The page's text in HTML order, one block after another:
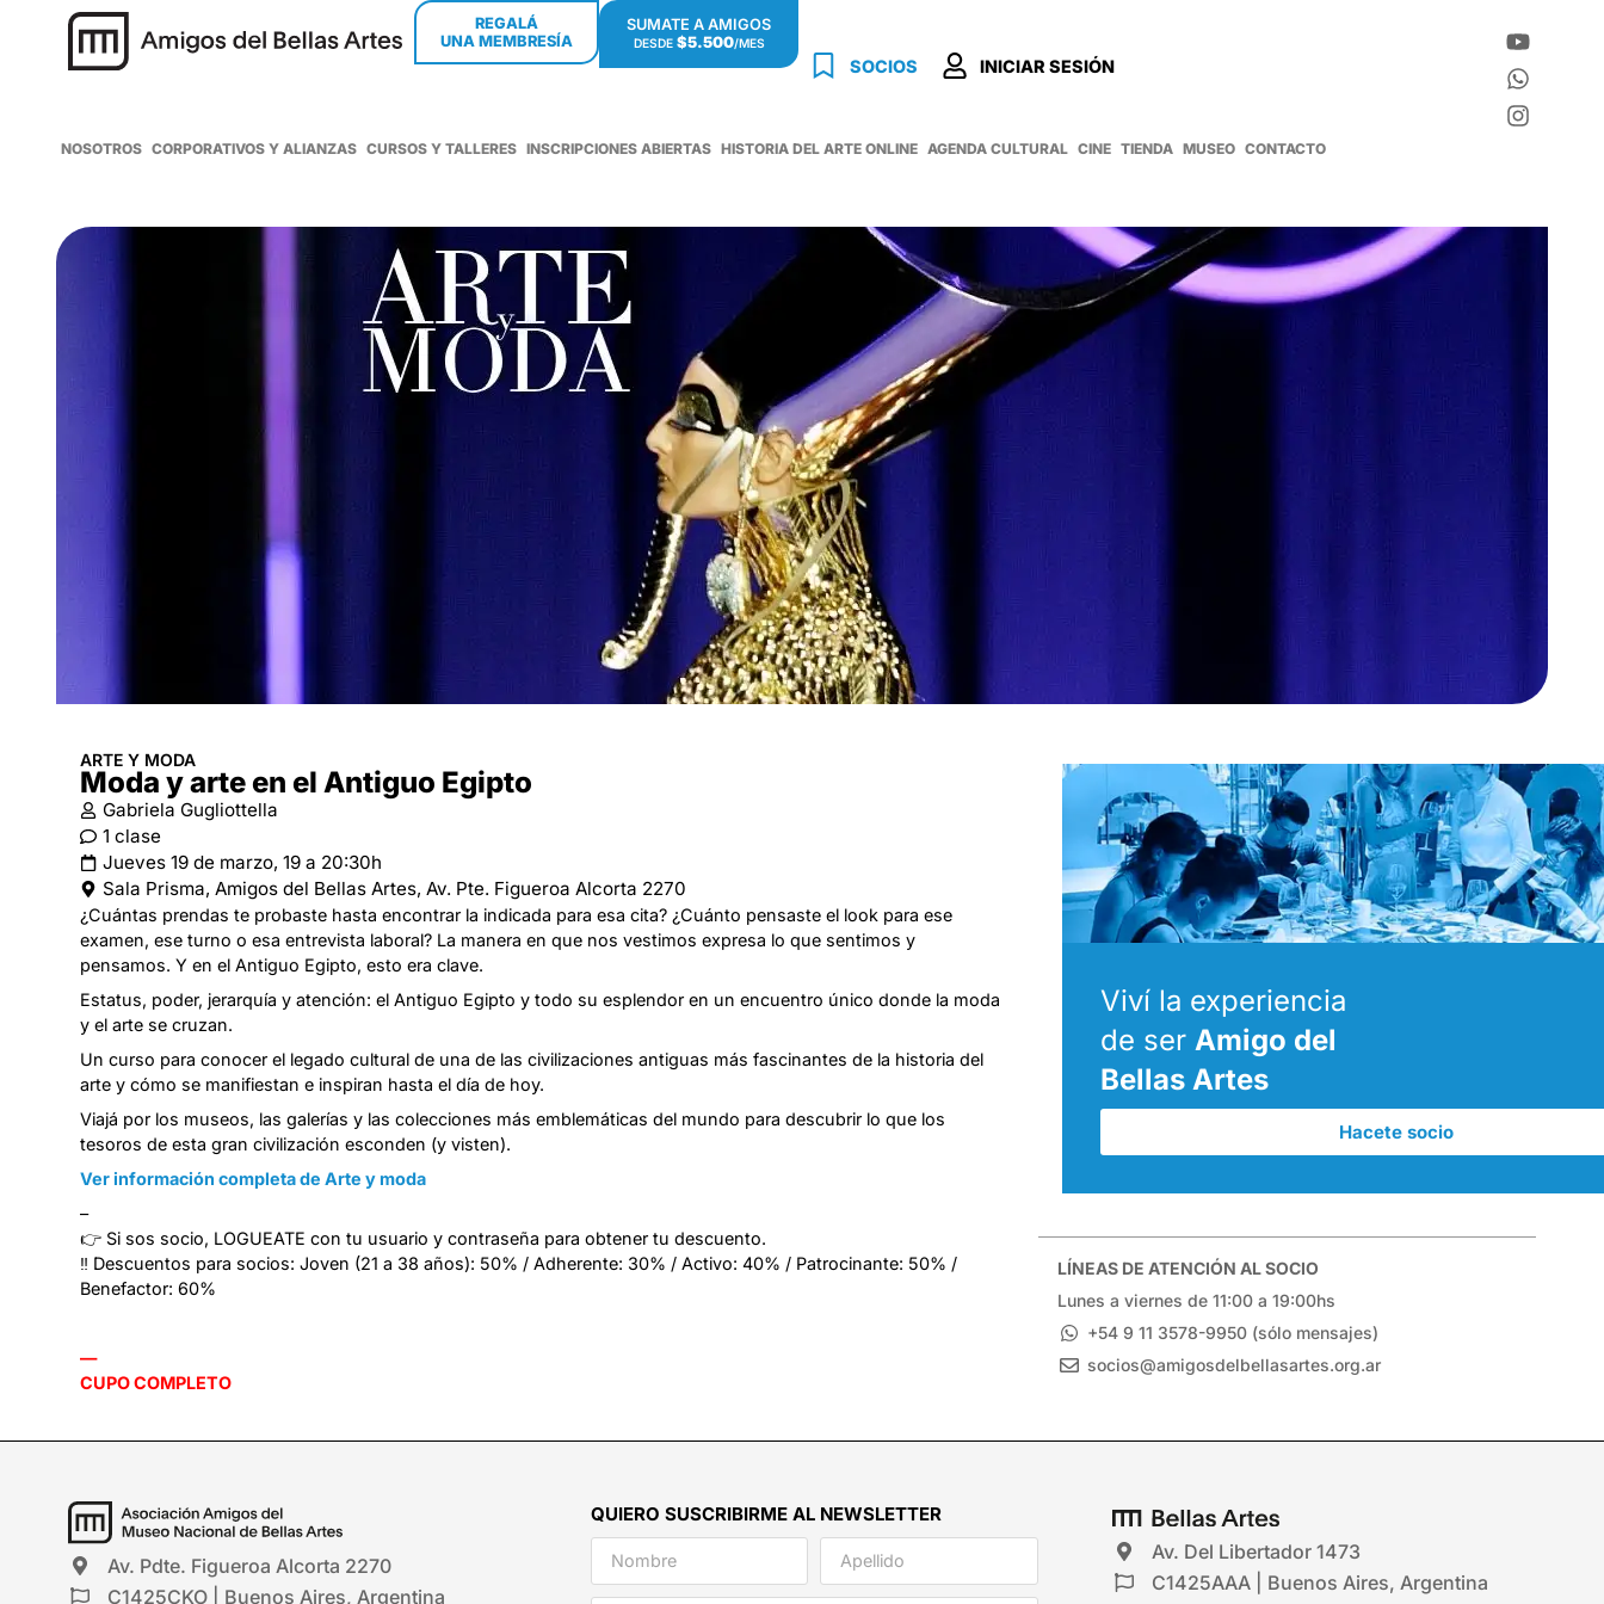
REGALÁ
UNA MEMBRESÍA
SUMATE A AMIGOS
DESDE $5.500/MES
SOCIOS INICIAR SESIÓN
NOSOTROS CORPORATIVOS Y ALIANZAS CURSOS Y TALLERES INSCRIPCIONES ABIERTAS HISTORIA DEL ARTE ONLINE AGENDA CULTURAL CINE TIENDA MUSEO CONTACTO
ARTE Y MODA
Moda y arte en el Antiguo Egipto
Gabriela Gugliottella
1 clase
Jueves 19 de marzo, 19 a 20:30h
Sala Prisma, Amigos del Bellas Artes, Av. Pte. Figueroa Alcorta 2270
¿Cuántas prendas te probaste hasta encontrar la indicada para esa cita? ¿Cuánto pensaste el look para ese
examen, ese turno o esa entrevista laboral? La manera en que nos vestimos expresa lo que sentimos y
pensamos. Y en el Antiguo Egipto, esto era clave.
Estatus, poder, jerarquía y atención: el Antiguo Egipto y todo su esplendor en un encuentro único donde la moda
y el arte se cruzan.
Un curso para conocer el legado cultural de una de las civilizaciones antiguas más fascinantes de la historia del
arte y cómo se manifiestan e inspiran hasta el día de hoy.
Viajá por los museos, las galerías y las colecciones más emblemáticas del mundo para descubrir lo que los
tesoros de esta gran civilización esconden (y visten).
Ver información completa de Arte y moda
–
👉 Si sos socio, LOGUEATE con tu usuario y contraseña para obtener tu descuento.
‼️ Descuentos para socios: Joven (21 a 38 años): 50% / Adherente: 30% / Activo: 40% / Patrocinante: 50% /
Benefactor: 60%
—
CUPO COMPLETO
Viví la experiencia
de ser Amigo del
Bellas Artes
Hacete socio
LÍNEAS DE ATENCIÓN AL SOCIO
Lunes a viernes de 11:00 a 19:00hs
+54 9 11 3578-9950 (sólo mensajes)
socios@amigosdelbellasartes.org.ar
Av. Pdte. Figueroa Alcorta 2270
C1425CKO | Buenos Aires, Argentina
QUIERO SUSCRIBIRME AL NEWSLETTER
Av. Del Libertador 1473
C1425AAA | Buenos Aires, Argentina